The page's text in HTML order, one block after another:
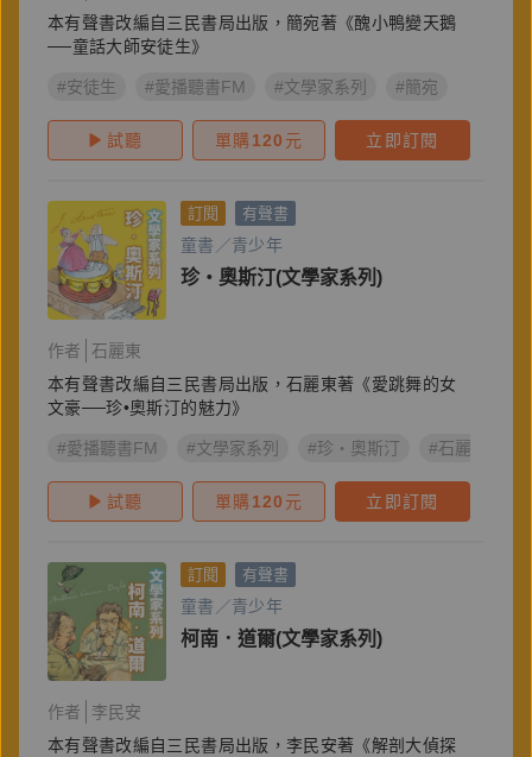
本有聲書改編自三民書局出版，簡宛著《醜小鴨變天鵝
──童話大師安徒生》
#安徒生 #愛播聽書FM #文學家系列 #簡宛
試聽 單購120 元 立即訂閱
訂閱 有聲書
童書／青少年
珍‧奧斯汀(文學家系列)
作者
石麗東
本有聲書改編自三民書局出版，石麗東著《愛跳舞的女
文豪──珍•奧斯汀的魅力》
#愛播聽書FM #文學家系列 #珍‧奧斯汀 #石麗東
試聽 單購120 元 立即訂閱
訂閱 有聲書
童書／青少年
柯南．道爾(文學家系列)
作者
李民安
本有聲書改編自三民書局出版，李民安著《解剖大偵探